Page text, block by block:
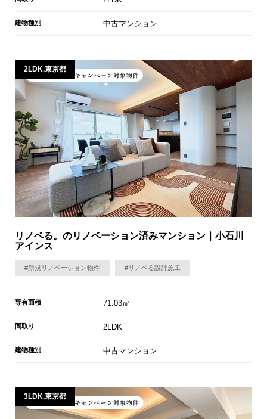
建物種別 中古マンション
2LDK,東京都
リノベる。のリノベーション済みマンション｜小石川
アインス
#新規リノベーション物件 #リノベる設計施工
専有面積 71.03㎡
間取り 2LDK
建物種別 中古マンション
3LDK,東京都